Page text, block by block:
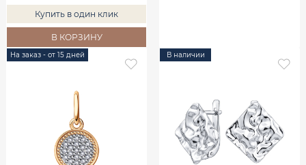
Купить в один клик
В КОРЗИНУ
На заказ - от 15 дней В наличии